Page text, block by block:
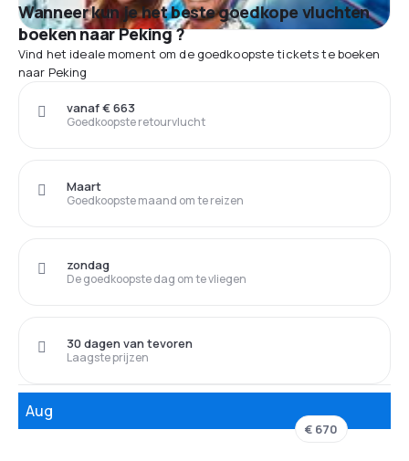
Wanneer kun je het beste goedkope vluchten
boeken naar Peking ?
Vind het ideale moment om de goedkoopste tickets te boeken
naar Peking
Goedkoopste retourvlucht
vanaf € 663
Goedkoopste maand om te reizen
Maart
De goedkoopste dag om te vliegen
zondag
Laagste prijzen
30 dagen van tevoren
Aug
€ 670